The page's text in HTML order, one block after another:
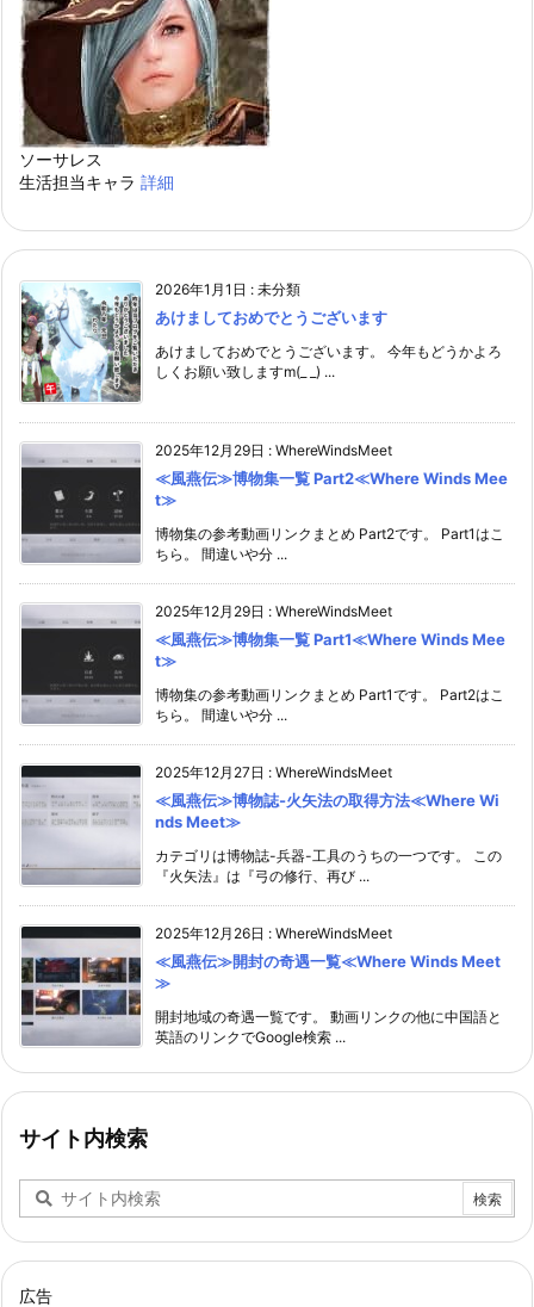
ソーサレス
生活担当キャラ 詳細
2026年1月1日 : 未分類
あけましておめでとうございます
あけましておめでとうございます。 今年もどうかよろ
しくお願い致しますm(_ _) ...
2025年12月29日 : WhereWindsMeet
≪風燕伝≫博物集一覧 Part2≪Where Winds Mee
t≫
博物集の参考動画リンクまとめ Part2です。 Part1はこ
ちら。 間違いや分 ...
2025年12月29日 : WhereWindsMeet
≪風燕伝≫博物集一覧 Part1≪Where Winds Mee
t≫
博物集の参考動画リンクまとめ Part1です。 Part2はこ
ちら。 間違いや分 ...
2025年12月27日 : WhereWindsMeet
≪風燕伝≫博物誌-火矢法の取得方法≪Where Wi
nds Meet≫
カテゴリは博物誌-兵器-工具のうちの一つです。 この
『火矢法』は『弓の修行、再び ...
2025年12月26日 : WhereWindsMeet
≪風燕伝≫開封の奇遇一覧≪Where Winds Meet
≫
開封地域の奇遇一覧です。 動画リンクの他に中国語と
英語のリンクでGoogle検索 ...
サイト内検索
広告